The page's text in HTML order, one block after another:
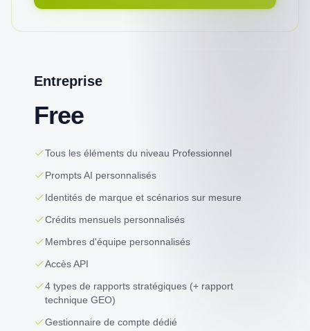
Entreprise
Free
Tous les éléments du niveau Professionnel
Prompts AI personnalisés
Identités de marque et scénarios sur mesure
Crédits mensuels personnalisés
Membres d'équipe personnalisés
Accès API
4 types de rapports stratégiques (+ rapport
technique GEO)
Gestionnaire de compte dédié